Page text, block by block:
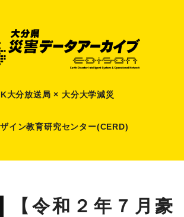
大分放送局 × 大分大学減災
イン教育研究センター(CERD)
【令和２年７月豪